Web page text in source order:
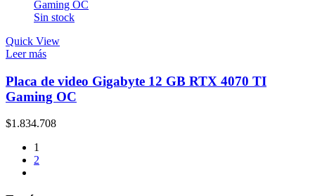
Sin stock
Quick View
Leer más
Placa de video Gigabyte 12 GB RTX 4070 TI
Gaming OC
$1.834.708
1
2